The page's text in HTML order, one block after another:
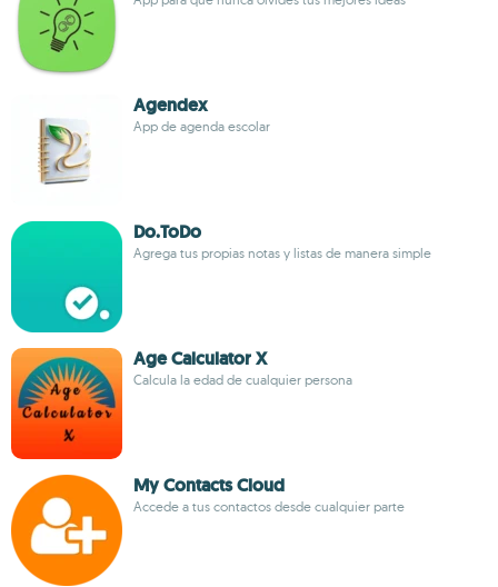
Agendex
App de agenda escolar
Do.ToDo
Agrega tus propias notas y listas de manera simple
Age Calculator X
Calcula la edad de cualquier persona
My Contacts Cloud
Accede a tus contactos desde cualquier parte